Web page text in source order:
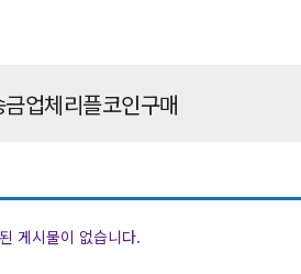
게시물이 없습니다.